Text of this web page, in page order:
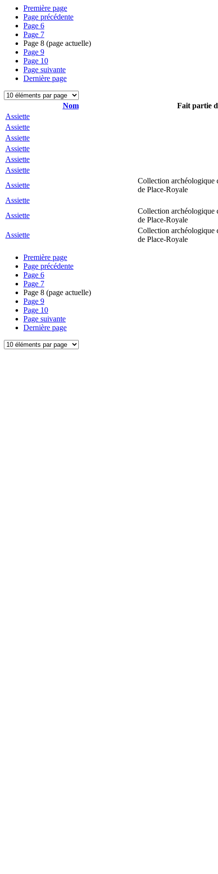
Première page
Page précédente
Page 6
Page 7
Page 8 (page actuelle)
Page 9
Page 10
Page suivante
Dernière page
Nom
Fait partie
Assiette
Assiette
Assiette
Assiette
Assiette
Assiette
Assiette
Collection archéologique
de Place-Royale
Assiette
Assiette
Collection archéologique
de Place-Royale
Assiette
Collection archéologique
de Place-Royale
Première page
Page précédente
Page 6
Page 7
Page 8 (page actuelle)
Page 9
Page 10
Page suivante
Dernière page